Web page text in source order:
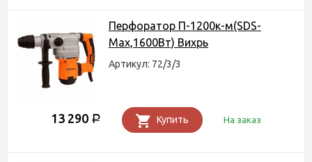
Перфоратор П-1200к-м(SDS-
Max,1600Вт) Вихрь
Артикул: 72/3/3
13 290 Р Купить На заказ